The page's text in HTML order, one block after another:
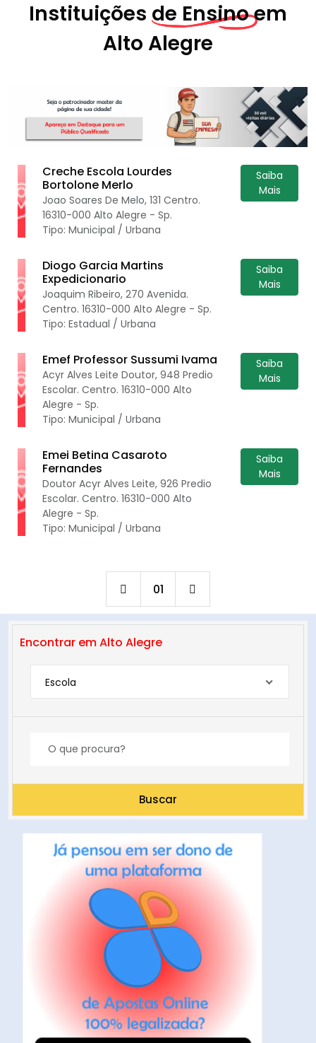
Instituições de Ensino em
Alto Alegre
Creche Escola Lourdes
Bortolone Merlo
Joao Soares De Melo, 131 Centro.
16310-000 Alto Alegre - Sp.
Tipo: Municipal / Urbana
Saiba
Mais
Diogo Garcia Martins
Expedicionario
Joaquim Ribeiro, 270 Avenida.
Centro. 16310-000 Alto Alegre - Sp.
Tipo: Estadual / Urbana
Saiba
Mais
Emef Professor Sussumi Ivama
Acyr Alves Leite Doutor, 948 Predio
Escolar. Centro. 16310-000 Alto
Alegre - Sp.
Tipo: Municipal / Urbana
Saiba
Mais
Emei Betina Casaroto
Fernandes
Doutor Acyr Alves Leite, 926 Predio
Escolar. Centro. 16310-000 Alto
Alegre - Sp.
Tipo: Municipal / Urbana
Saiba
Mais
01
Encontrar em Alto Alegre
Escola
Buscar